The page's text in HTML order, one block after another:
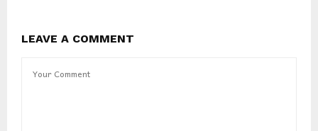
LEAVE A COMMENT